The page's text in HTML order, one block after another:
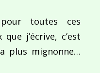
toutes ces
j’écrive, c’est
plus mignonne…